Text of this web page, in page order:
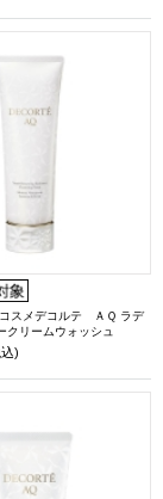
スメデコルテ ＡＱ ラデ
クリームウォッシュ
)